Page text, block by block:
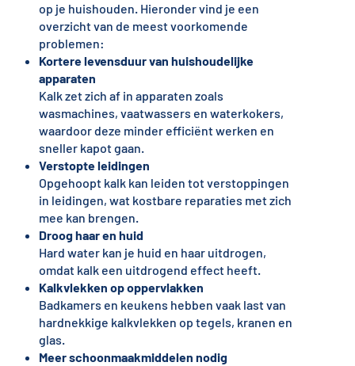
op je huishouden. Hieronder vind je een
overzicht van de meest voorkomende
problemen:
Kortere levensduur van huishoudelijke
apparaten
Kalk zet zich af in apparaten zoals
wasmachines, vaatwassers en waterkokers,
waardoor deze minder efficiënt werken en
sneller kapot gaan.
Verstopte leidingen
Opgehoopt kalk kan leiden tot verstoppingen
in leidingen, wat kostbare reparaties met zich
mee kan brengen.
Droog haar en huid
Hard water kan je huid en haar uitdrogen,
omdat kalk een uitdrogend effect heeft.
Kalkvlekken op oppervlakken
Badkamers en keukens hebben vaak last van
hardnekkige kalkvlekken op tegels, kranen en
glas.
Meer schoonmaakmiddelen nodig